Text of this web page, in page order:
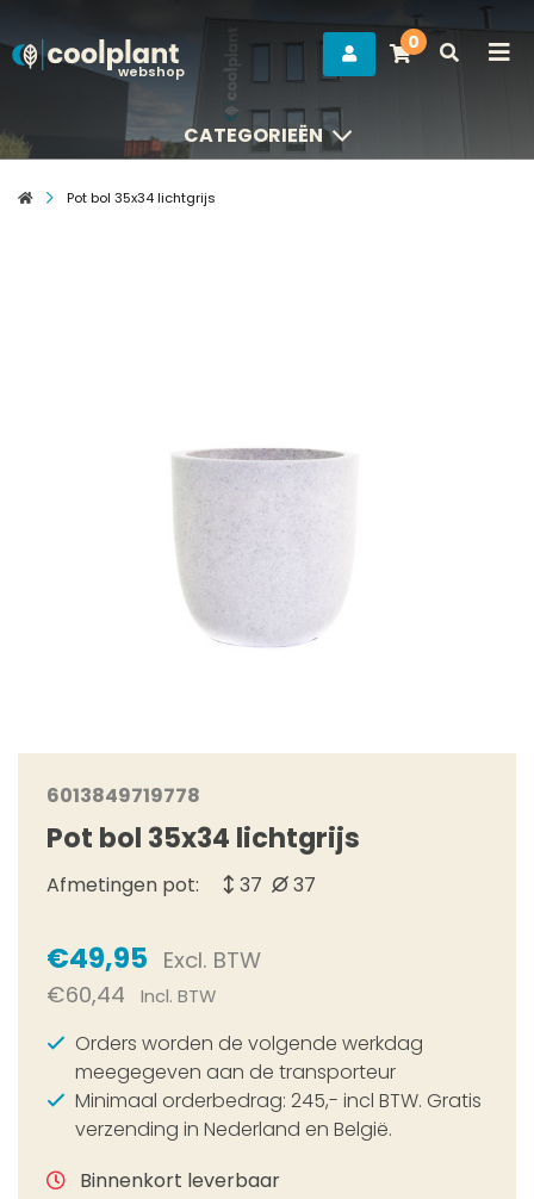
webshop
0
CATEGORIEËN
CATEGORIEËN
Pot bol 35x34 lichtgrijs
6013849719778
Pot bol 35x34 lichtgrijs
Afmetingen pot: 37 37
€49,95 Excl. BTW
€60,44
Incl. BTW
Orders worden de volgende werkdag
meegegeven aan de transporteur
Minimaal orderbedrag: 245,- incl BTW. Gratis
verzending in Nederland en België.
Binnenkort leverbaar